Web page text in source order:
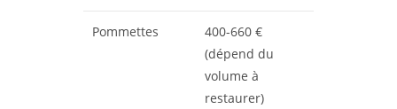
Pommettes
400-660 €
(dépend du
volume à
restaurer)